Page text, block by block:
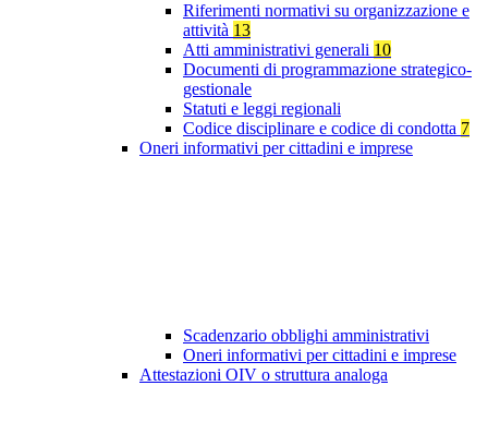
Riferimenti normativi su organizzazione e
attività 13
Atti amministrativi generali 10
Documenti di programmazione strategico-
gestionale
Statuti e leggi regionali
Codice disciplinare e codice di condotta 7
Oneri informativi per cittadini e imprese
Scadenzario obblighi amministrativi
Oneri informativi per cittadini e imprese
Attestazioni OIV o struttura analoga